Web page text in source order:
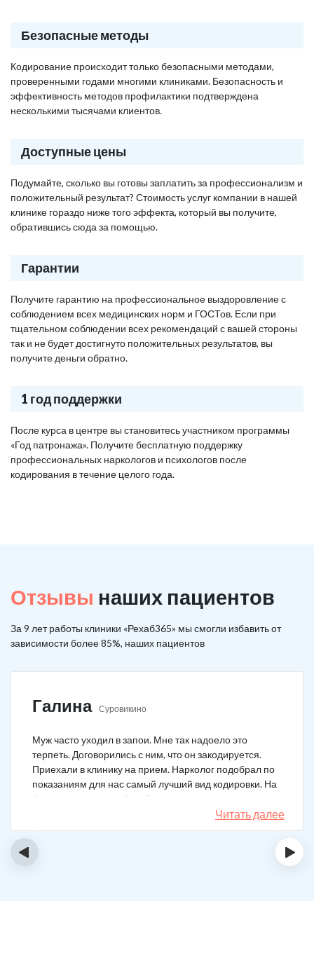
Безопасные методы
Кодирование происходит только безопасными методами,
проверенными годами многими клиниками. Безопасность и
эффективность методов профилактики подтверждена
несколькими тысячами клиентов.
Доступные цены
Подумайте, сколько вы готовы заплатить за профессионализм и
положительный результат? Стоимость услуг компании в нашей
клинике гораздо ниже того эффекта, который вы получите,
обратившись сюда за помощью.
Гарантии
Получите гарантию на профессиональное выздоровление с
соблюдением всех медицинских норм и ГОСТов. Если при
тщательном соблюдении всех рекомендаций с вашей стороны
так и не будет достигнуто положительных результатов, вы
получите деньги обратно.
1 год поддержки
После курса в центре вы становитесь участником программы
«Год патронажа». Получите бесплатную поддержку
профессиональных наркологов и психологов после
кодирования в течение целого года.
Отзывы наших пациентов
За 9 лет работы клиники «Рехаб365» мы смогли избавить от
зависимости более 85%, наших пациентов
Галина Суровикино
Муж часто уходил в запои. Мне так надоело это
терпеть. Договорились с ним, что он закодируется.
Приехали в клинику на прием. Нарколог подобрал по
показаниям для нас самый лучший вид кодировки. На
3 года поставили рубеж. Вот уже как два года мужа к
Читать далее
‹ ›